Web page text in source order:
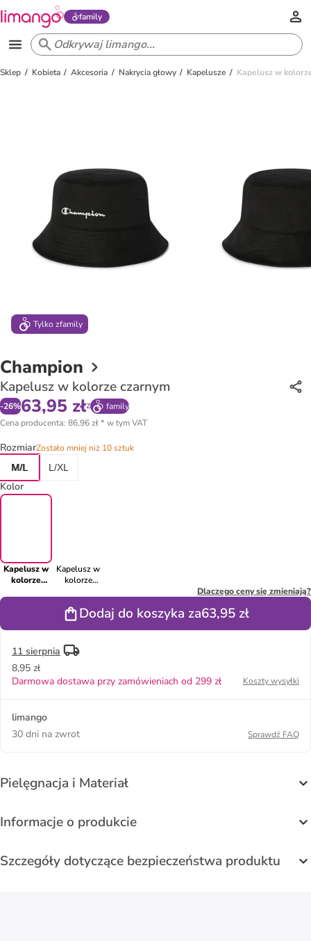
family
Sklep Kobieta Akcesoria Nakrycia głowy Kapelusze Kapelusz w
Tylko zfamily
Champion
Kapelusz w kolorze czarnym
-26%63,95 złz
family
Cena producenta: 86,96 zł* w tym VAT
RozmiarZostało mniej niż 10 sztuk
M/L
L/XL
Kolor
Kapelusz w
kolorze
Kapelusz w
kolorze
Dlaczego ceny się zmieniają?
Dodaj do koszyka za63,95 zł
11 sierpnia
8,95 zł
Darmowa dostawa przy zamówieniach od 299 zł
Koszty wysyłki
limango
30 dni na zwrot
Sprawdź FAQ
Pielęgnacja i Materiał
Informacje o produkcie
Szczegóły dotyczące bezpieczeństwa produktu